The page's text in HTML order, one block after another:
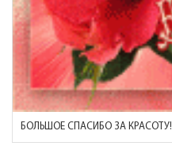
БОЛЬШОЕ СПАСИБО ЗА КРАСОТУ!